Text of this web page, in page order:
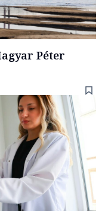
Péter